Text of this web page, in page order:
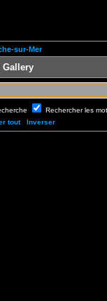
sur-Mer
Gallery
Rechercher les
tout Inverser